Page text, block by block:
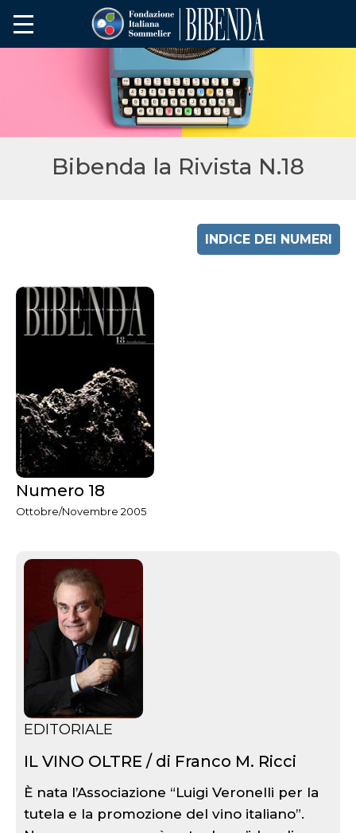
Bibenda la Rivista N.18
INDICE DEI NUMERI
Numero 18
Ottobre/Novembre 2005
EDITORIALE
IL VINO OLTRE / di Franco M. Ricci
È nata l’Associazione “Luigi Veronelli per la
tutela e la promozione del vino italiano”.